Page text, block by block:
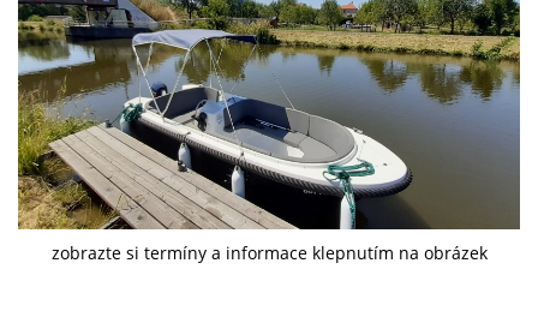
zobrazte si termíny a informace klepnutím na obrázek